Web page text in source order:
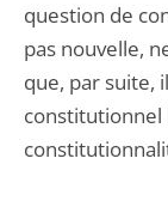
question de
pas nouvelle,
que, par suite,